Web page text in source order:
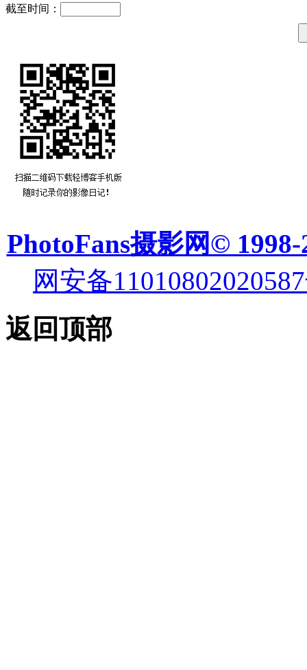
截至时间：
PhotoFans摄影网© 1998-
网安备
返回顶部